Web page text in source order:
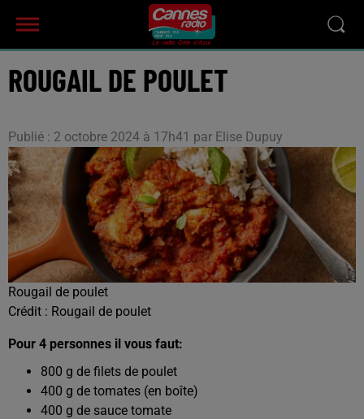
ROUGAIL DE POULET
Publié : 2 octobre 2024 à 17h41 par Elise Dupuy
Rougail de poulet
Crédit : Rougail de poulet
Pour 4 personnes il vous faut:
800 g de filets de poulet
400 g de tomates (en boîte)
400 g de sauce tomate